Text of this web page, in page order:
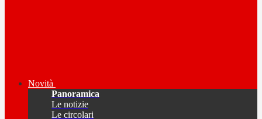
Novità
Panoramica
Le notizie
Le circolari